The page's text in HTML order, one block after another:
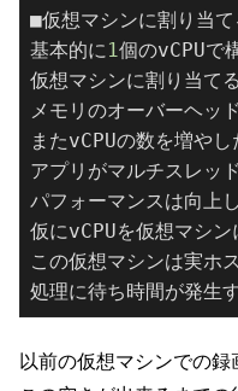
■仮想マシンに割り当
基本的に1個のvCPUで
仮想マシンに割り当て
メモリのオーバーヘッ
またvCPUの数を増やし
アプリがマルチスレッ
パフォーマンスは向上し
仮にvCPUを仮想マシン
この仮想マシンは実ホ
以前の仮想マシンでの録